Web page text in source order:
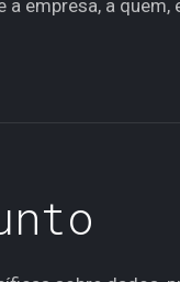
a empresa, a